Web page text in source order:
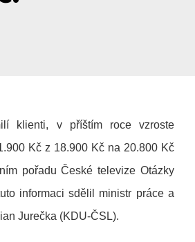
klienti, v příštím roce vzroste
Kč z 18.900 Kč na 20.800 Kč
pořadu České televize Otázky
informaci sdělil ministr práce a
Jurečka (KDU-ČSL).